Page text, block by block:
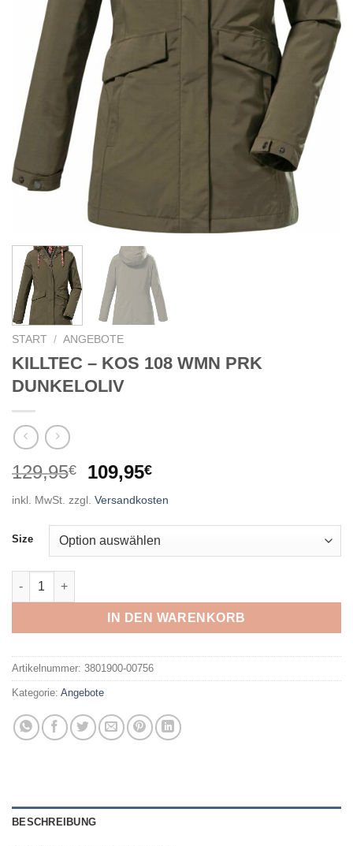
START / ANGEBOTE
KILLTEC – KOS 108 WMN PRK
DUNKELOLIV
129,95€
Ursprünglicher
war:
129,95€
109,95€Aktueller
ist:
109,95€.
inkl. MwSt. zzgl. Versandkosten
Size
KILLTEC - KOS 108 WMN PRK DUNKELOLIV Menge
IN DEN WARENKORB
Artikelnummer: 3801900-00756
Kategorie: Angebote
BESCHREIBUNG